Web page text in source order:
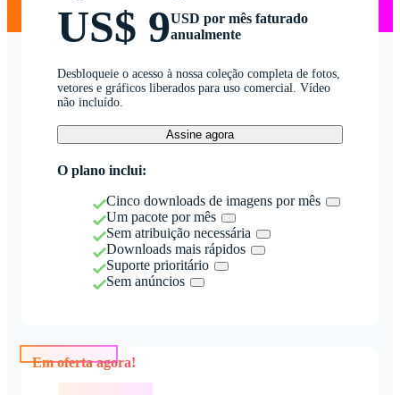
US$ 9USD por mês faturado
anualmente
Desbloqueie o acesso à nossa coleção completa de fotos,
vetores e gráficos liberados para uso comercial. Vídeo
não incluído.
Assine agora
O plano inclui:
Cinco downloads de imagens por mês
Um pacote por mês
Sem atribuição necessária
Downloads mais rápidos
Suporte prioritário
Sem anúncios